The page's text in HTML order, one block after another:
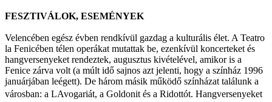
FESZTIVÁLOK, ESEMÉNYEK
Velencében egész évben rendkívül gazdag a kulturális élet. A Teatro
la Fenicében télen operákat mutattak be, ezenkívül koncerteket és
hangversenyeket rendeztek, augusztus kivételével, amikor is a
Fenice zárva volt (a múlt idő sajnos azt jelenti, hogy a színház 1996
januárjában leégett). De három másik működő színházat találunk a
városban: a LAvogariát, a Goldonit és a Ridottót. Hangversenyeket